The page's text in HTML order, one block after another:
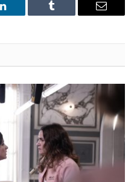
LinkedIn Tumblr Email